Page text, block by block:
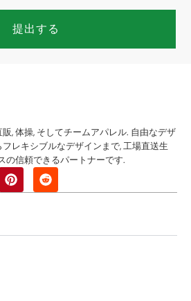
提出する
, 体操, そしてチームアパレル. 自由なデザ
レキシブルなデザインまで, 工場直送生
の信頼できるパートナーです.